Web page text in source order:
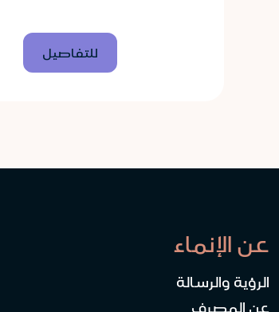
للتفاصيل
عن الإنماء
الرؤية والرسالة
عن المصرف